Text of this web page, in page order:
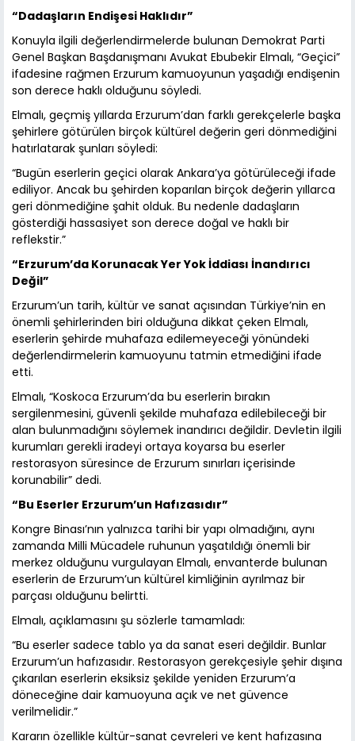
“Dadaşların Endişesi Haklıdır”
Konuyla ilgili değerlendirmelerde bulunan Demokrat Parti
Genel Başkan Başdanışmanı Avukat Ebubekir Elmalı, “Geçici”
ifadesine rağmen Erzurum kamuoyunun yaşadığı endişenin
son derece haklı olduğunu söyledi.
Elmalı, geçmiş yıllarda Erzurum’dan farklı gerekçelerle başka
şehirlere götürülen birçok kültürel değerin geri dönmediğini
hatırlatarak şunları söyledi:
“Bugün eserlerin geçici olarak Ankara’ya götürüleceği ifade
ediliyor. Ancak bu şehirden koparılan birçok değerin yıllarca
geri dönmediğine şahit olduk. Bu nedenle dadaşların
gösterdiği hassasiyet son derece doğal ve haklı bir
reflekstir.”
“Erzurum’da Korunacak Yer Yok İddiası İnandırıcı
Değil”
Erzurum’un tarih, kültür ve sanat açısından Türkiye’nin en
önemli şehirlerinden biri olduğuna dikkat çeken Elmalı,
eserlerin şehirde muhafaza edilemeyeceği yönündeki
değerlendirmelerin kamuoyunu tatmin etmediğini ifade
etti.
Elmalı, “Koskoca Erzurum’da bu eserlerin bırakın
sergilenmesini, güvenli şekilde muhafaza edilebileceği bir
alan bulunmadığını söylemek inandırıcı değildir. Devletin ilgili
kurumları gerekli iradeyi ortaya koyarsa bu eserler
restorasyon süresince de Erzurum sınırları içerisinde
korunabilir” dedi.
“Bu Eserler Erzurum’un Hafızasıdır”
Kongre Binası’nın yalnızca tarihi bir yapı olmadığını, aynı
zamanda Milli Mücadele ruhunun yaşatıldığı önemli bir
merkez olduğunu vurgulayan Elmalı, envanterde bulunan
eserlerin de Erzurum’un kültürel kimliğinin ayrılmaz bir
parçası olduğunu belirtti.
Elmalı, açıklamasını şu sözlerle tamamladı:
“Bu eserler sadece tablo ya da sanat eseri değildir. Bunlar
Erzurum’un hafızasıdır. Restorasyon gerekçesiyle şehir dışına
çıkarılan eserlerin eksiksiz şekilde yeniden Erzurum’a
döneceğine dair kamuoyuna açık ve net güvence
verilmelidir.”
Kararın özellikle kültür-sanat çevreleri ve kent hafızasına